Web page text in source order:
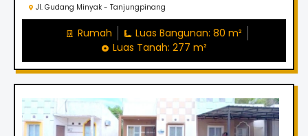
Jl. Gudang Minyak - Tanjungpinang
Rumah
Luas Bangunan: 80 m²
Luas Tanah: 277 m²